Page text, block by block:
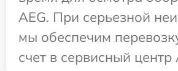
AEG. При серьезной
мы обеспечим
счет в сервисный центр